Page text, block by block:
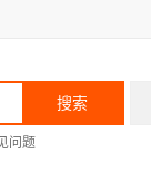
搜索
问题